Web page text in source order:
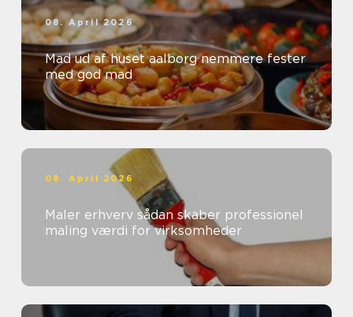
08. April 2026
Mad ud af huset aalborg nemmere fester
med god mad
08. April 2026
Maler erhverv sådan skaber professionel
maling værdi for virksomheder